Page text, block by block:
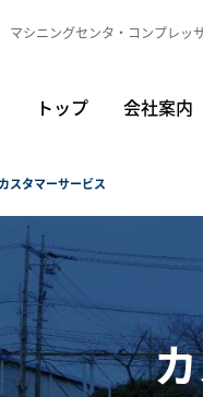
マシニングセンタ・コンプレッ
トップ 会社案内
スタマーサービス